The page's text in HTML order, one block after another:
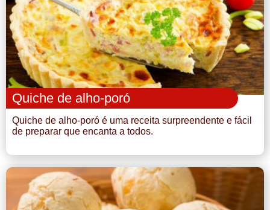
Doce
Pão
Salada
Almoço
Quiche de alho-poró
Quiche de alho-poró é uma receita surpreendente e fácil
de preparar que encanta a todos.